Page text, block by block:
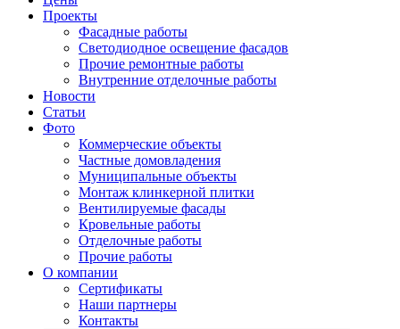
Проекты
Фасадные работы
Светодиодное освещение фасадов
Прочие ремонтные работы
Внутренние отделочные работы
Новости
Статьи
Фото
Коммерческие объекты
Частные домовладения
Муниципальные объекты
Монтаж клинкерной плитки
Вентилируемые фасады
Кровельные работы
Отделочные работы
Прочие работы
О компании
Сертификаты
Наши партнеры
Контакты